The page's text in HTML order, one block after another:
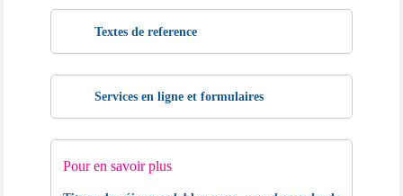
Textes de reference
Services en ligne et formulaires
Pour en savoir plus